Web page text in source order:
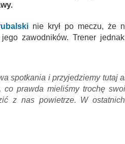
nie krył po meczu, że
jego zawodników. Trener
spotkania i przyjedziemy tutaj
co prawda mieliśmy trochę
z nas powietrze. W